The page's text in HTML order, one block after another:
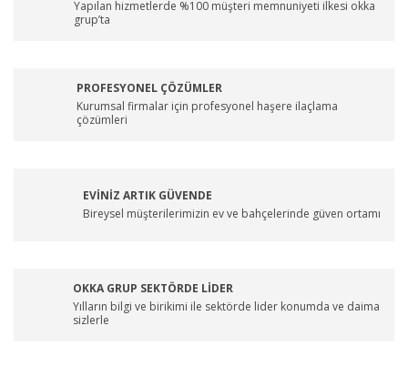
Yapılan hizmetlerde %100 müşteri memnuniyeti ilkesi okka
grup’ta
PROFESYONEL ÇÖZÜMLER
Kurumsal firmalar için profesyonel haşere ilaçlama
çözümleri
EVİNİZ ARTIK GÜVENDE
Bireysel müşterilerimizin ev ve bahçelerinde güven ortamı
OKKA GRUP SEKTÖRDE LİDER
Yılların bilgi ve birikimi ile sektörde lider konumda ve daima
sizlerle